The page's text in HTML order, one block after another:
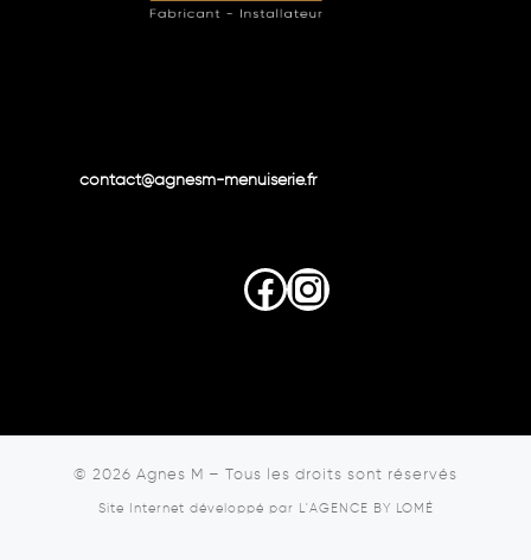
contact@agnesm-menuiserie.fr
Facebook
Instagram
© 2026 Agnes M – Tous les droits sont réservés
Site Internet développé par L'AGENCE BY LOMÉ